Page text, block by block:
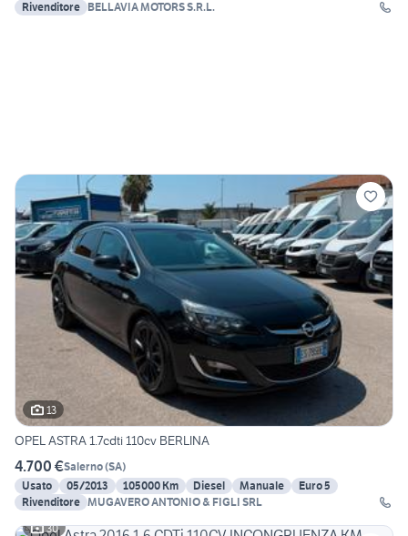
Rivenditore BELLAVIA MOTORS S.R.L.
13
OPEL ASTRA 1.7cdti 110cv BERLINA
4.700 €Salerno(SA)
Usato
05/2013 105000 Km Diesel Manuale
Euro 5
Rivenditore MUGAVERO ANTONIO & FIGLI SRL
30